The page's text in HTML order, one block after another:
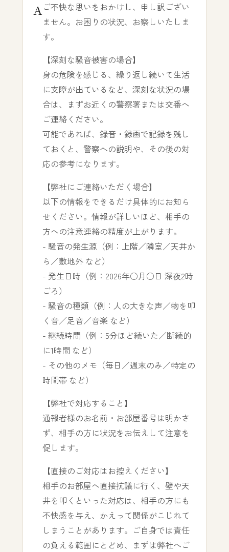
ご不快な思いをおかけし、申し訳ござい
ません。お困りの状況、お察しいたしま
す。
【深刻な騒音被害の場合】
身の危険を感じる、繰り返し続いて生活
に支障が出ているなど、深刻な状況の場
合は、まずお近くの警察署または交番へ
ご連絡ください。
可能であれば、録音・録画で記録を残し
ておくと、警察への説明や、その後の対
応の参考になります。
【弊社にご連絡いただく場合】
以下の情報をできるだけ具体的にお知ら
せください。情報が詳しいほど、相手の
方への注意連絡の精度が上がります。
- 騒音の発生源（例：上階／隣室／天井か
ら／敷地外 など）
- 発生日時（例：2026年○月○日 深夜2時
ごろ）
- 騒音の種類（例：人の大きな声／物を叩
く音／足音／音楽 など）
- 継続時間（例：5分ほど続いた／断続的
に1時間 など）
- その他のメモ（毎日／週末のみ／特定の
時間帯 など）
【弊社で対応すること】
通報者様のお名前・お部屋番号は明かさ
ず、相手の方に状況をお伝えして注意を
促します。
【直接のご対応はお控えください】
相手のお部屋へ直接抗議に行く、壁や天
井を叩くといった対応は、相手の方にも
不快感を与え、かえって関係がこじれて
しまうことがあります。ご自身では責任
の負える範囲にとどめ、まずは弊社へご